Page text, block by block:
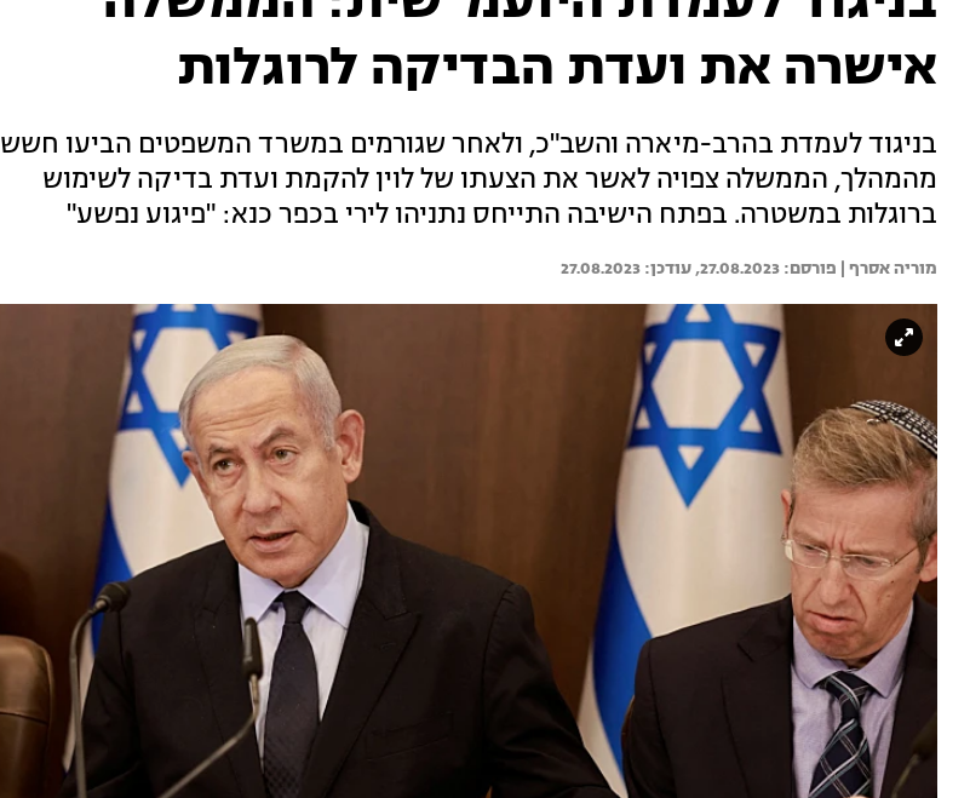
אישרה את ועדת הבדיקה לרוגלות
בניגוד לעמדת בהרב-מיארה והשב"כ, ולאחר שגורמים במשרד המשפטים הביעו חשש
מהמהלך, הממשלה צפויה לאשר את הצעתו של לוין להקמת ועדת בדיקה לשימוש
ברוגלות במשטרה. בפתח הישיבה התייחס נתניהו לירי בכפר כנא: "פיגוע נפשע"
מוריה אסרף | 27.08.2023
27.08.2023